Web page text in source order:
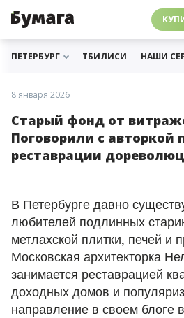
РАССЫЛКИ
МЫ В
ПОДДЕРЖАТЬ «БУМАГУ»
ПЕТЕРБУРГ ТБИЛИСИ НАШИ
ЧЕБУРНЕТ
⛔️
МЫ В
PAPER VPN
8 января 2026
Старый фонд от
Поговорили с авторкой
реставрации
В Петербурге давно
любителей подлинных
метлахской плитки, печей и
Московская архитекторка
занимается реставрацией
доходных домов и
направление в своем блоге